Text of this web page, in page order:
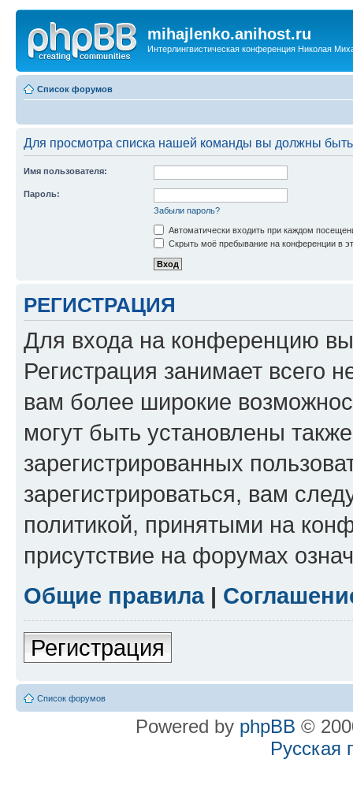
mihajlenko.anihost.ru
Интерлингвистическая конференция Николая
Список форумов
Для просмотра списка нашей команды вы должны
Имя пользователя:
Пароль:
Забыли пароль?
Автоматически входить при каждом
Скрыть моё пребывание на конференции в
РЕГИСТРАЦИЯ
Для входа на конференцию
Регистрация занимает всего
вам более широкие
могут быть установлены
зарегистрированных
зарегистрироваться, вам
политикой, принятыми на
присутствие на форумах
Общие правила|
Регистрация
Список форумов
Powered by phpBB ©
Русская